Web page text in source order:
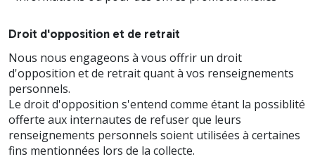
Droit d'opposition et de retrait
Nous nous engageons à vous offrir un droit
d'opposition et de retrait quant à vos renseignements
personnels.
Le droit d'opposition s'entend comme étant la possiblité
offerte aux internautes de refuser que leurs
renseignements personnels soient utilisées à certaines
fins mentionnées lors de la collecte.